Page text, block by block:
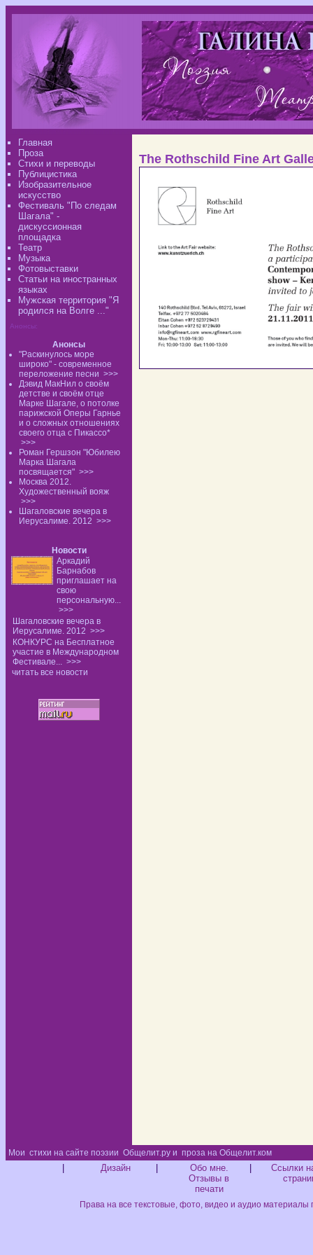
Главная
Проза
Стихи и переводы
Публицистика
Изобразительное
искусство
Фестиваль "По следам
Шагала" -
дискуссионная
площадка
Театр
Музыка
Фотовыставки
Статьи на иностранных
языках
Мужская территория "Я
родился на Волге ..."
Анонсы:
Анонсы
"Раскинулось море
широко" - современное
переложение песни >>>
Дэвид МакНил о своём
детстве и своём отце
Марке Шагале, о потолке
парижской Оперы Гарнье
и о сложных отношениях
своего отца с Пикассо*
>>>
Роман Гершзон "Юбилею
Марка Шагала
посвящается" >>>
Москва 2012.
Художественный вояж
>>>
Шагаловские вечера в
Иерусалиме. 2012 >>>
Новости
Аркадий
Барнабов
приглашает на
свою
персональную...
>>>
Шагаловские вечера в
Иерусалиме. 2012 >>>
КОНКУРС на Бесплатное
участие в Международном
Фестивале... >>>
читать все новости
The Rothschild Fine Art
Мои стихи на сайте поэзии Общелит.ру и проза на Общелит.ком
Дизайн
Обо мне.
Отзывы в
печати
Ссылки
Права на все текстовые, фото, видео и аудио